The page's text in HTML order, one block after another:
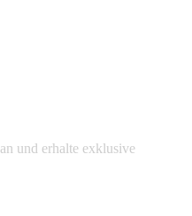
an und erhalte exklusive